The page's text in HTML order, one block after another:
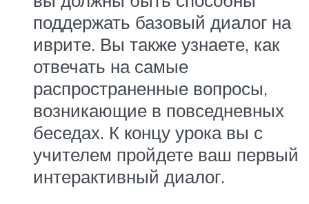
поддержать базовый диалог на
иврите. Вы также узнаете, как
отвечать на самые
распространенные вопросы,
возникающие в повседневных
беседах. К концу урока вы с
учителем пройдете ваш первый
интерактивный диалог.